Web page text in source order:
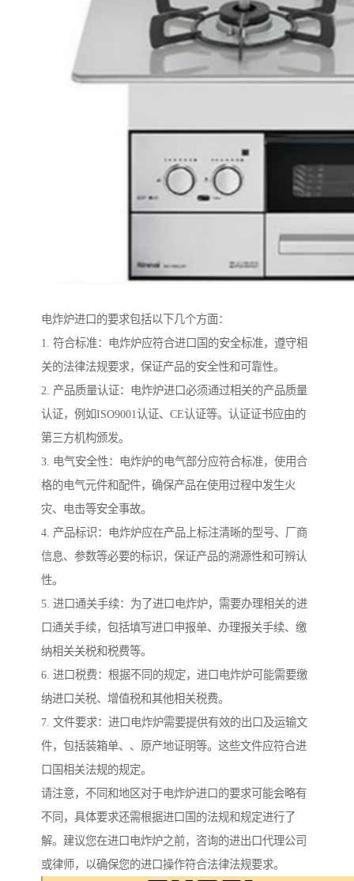
电炸炉进口的要求包括以下几个方面：
1. 符合标准：电炸炉应符合进口国的安全标准，遵守相
关的法律法规要求，保证产品的安全性和可靠性。
2. 产品质量认证：电炸炉进口必须通过相关的产品质量
认证，例如ISO9001认证、CE认证等。认证证书应由的
第三方机构颁发。
3. 电气安全性：电炸炉的电气部分应符合标准，使用合
格的电气元件和配件，确保产品在使用过程中发生火
灾、电击等安全事故。
4. 产品标识：电炸炉应在产品上标注清晰的型号、厂商
信息、参数等必要的标识，保证产品的溯源性和可辨认
性。
5. 进口通关手续：为了进口电炸炉，需要办理相关的进
口通关手续，包括填写进口申报单、办理报关手续、缴
纳相关关税和税费等。
6. 进口税费：根据不同的规定，进口电炸炉可能需要缴
纳进口关税、增值税和其他相关税费。
7. 文件要求：进口电炸炉需要提供有效的出口及运输文
件，包括装箱单、、原产地证明等。这些文件应符合进
口国相关法规的规定。
请注意，不同和地区对于电炸炉进口的要求可能会略有
不同，具体要求还需根据进口国的法规和规定进行了
解。建议您在进口电炸炉之前，咨询的进出口代理公司
或律师，以确保您的进口操作符合法律法规要求。